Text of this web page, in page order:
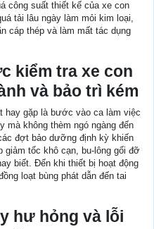
công suất thiết kế của xe con
tải lâu ngày làm mỏi kim loại,
cáp thép và làm mất tác dụng
kiểm tra xe con
và bảo trì kém
hay gặp là bước vào ca làm việc
mà không thèm ngó ngàng đến
đợt bảo dưỡng định kỳ khiến
giảm tốc khô cạn, bu-lông gối đỡ
biết. Đến khi thiết bị hoạt động
loạt bùng phát dẫn đến tai
hư hỏng và lỗi